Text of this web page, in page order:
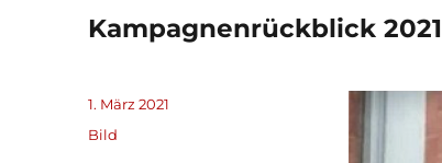
Kampagnenrückblick 2021
Veröffentlicht
am
1. März 2021
Format
Bild